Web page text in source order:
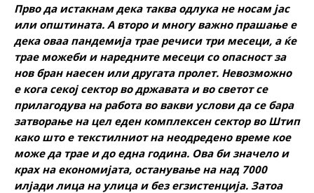
Прво да истакнам дека таква одлука не носам јас
или општината. А второ и многу важно прашање е
дека оваа пандемија трае речиси три месеци, а ќе
трае можеби и наредните месеци со опасност за
нов бран наесен или другата пролет. Невозможно
е кога секој сектор во државата и во светот се
прилагодува на работа во вакви услови да се бара
затворање на цел еден комплексен сектор во Штип
како што е текстилниот на неодредено време кое
може да трае и до една година. Ова би значело и
крах на економијата, останување на над 7000
илјади лица на улица и без егзистенција. Затоа